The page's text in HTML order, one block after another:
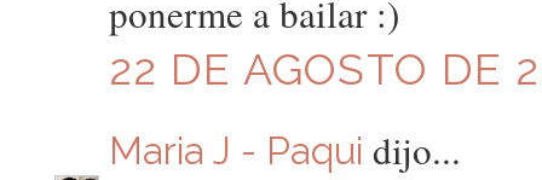
ponerme a bailar :)
22 DE AGOSTO DE
Maria J - Paqui dijo...